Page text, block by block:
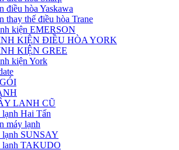
điều hòa Yaskawa
thay thế điều hòa Trane
kiện EMERSON
KIỆN ĐIỀU HÒA YORK
KIỆN GREE
kiện York
LANH CŨ
lạnh Hai Tấn
máy lạnh
lạnh SUNSAY
lanh TAKUDO